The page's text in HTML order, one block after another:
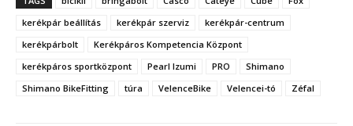
kerékpár beállítás
kerékpár szerviz
kerékpár-centrum
kerékpárbolt
Kerékpáros Kompetencia Központ
kerékpáros sportközpont
Pearl Izumi PRO
Shimano
Shimano BikeFitting
túra VelenceBike Velencei-tó Zéfal